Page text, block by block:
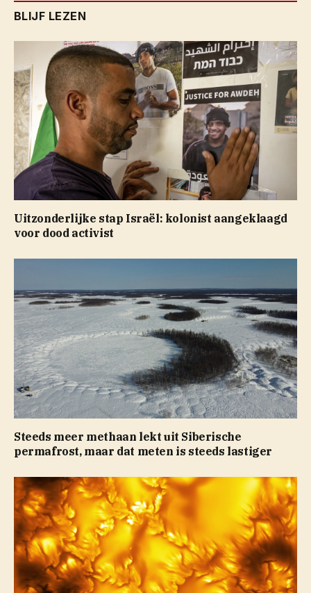
BLIJF LEZEN
Uitzonderlijke stap Israël: kolonist aangeklaagd
voor dood activist
Steeds meer methaan lekt uit Siberische
permafrost, maar dat meten is steeds lastiger